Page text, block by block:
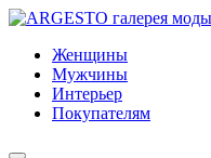
Женщины
Мужчины
Интерьер
Покупателям